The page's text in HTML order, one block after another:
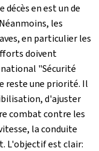
en est un de
les
en particulier les
doivent
"Sécurité
reste une priorité. Il
d'ajuster
combat contre les
la conduite
L'objectif est clair: